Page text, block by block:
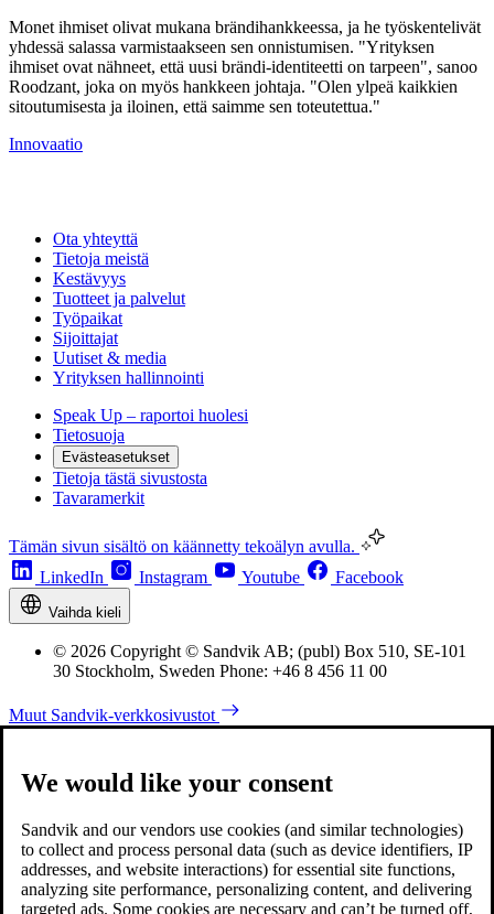
Monet ihmiset olivat mukana brändihankkeessa, ja he työskentelivät
yhdessä salassa varmistaakseen sen onnistumisen. "Yrityksen
ihmiset ovat nähneet, että uusi brändi-identiteetti on tarpeen", sanoo
Roodzant, joka on myös hankkeen johtaja. "Olen ylpeä kaikkien
sitoutumisesta ja iloinen, että saimme sen toteutettua."
Innovaatio
Ota yhteyttä
Tietoja meistä
Kestävyys
Tuotteet ja palvelut
Työpaikat
Sijoittajat
Uutiset & media
Yrityksen hallinnointi
Speak Up – raportoi huolesi
Tietosuoja
Evästeasetukset
Tietoja tästä sivustosta
Tavaramerkit
Tämän sivun sisältö on käännetty tekoälyn avulla.
LinkedIn
Instagram Youtube Facebook
Vaihda kieli
© 2026 Copyright © Sandvik AB; (publ) Box 510, SE-101
30 Stockholm, Sweden Phone: +46 8 456 11 00
Muut Sandvik-verkkosivustot
We would like your consent
Sandvik and our vendors use cookies (and similar technologies)
to collect and process personal data (such as device identifiers, IP
addresses, and website interactions) for essential site functions,
analyzing site performance, personalizing content, and delivering
targeted ads. Some cookies are necessary and can’t be turned off,